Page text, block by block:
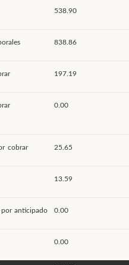
538.90
838.86
197.19
0.00
cobrar 25.65
13.59
por anticipado 0.00
0.00